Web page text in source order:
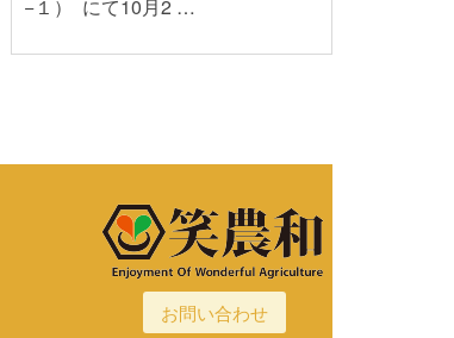
−１） にて10月2 …
お問い合わせ